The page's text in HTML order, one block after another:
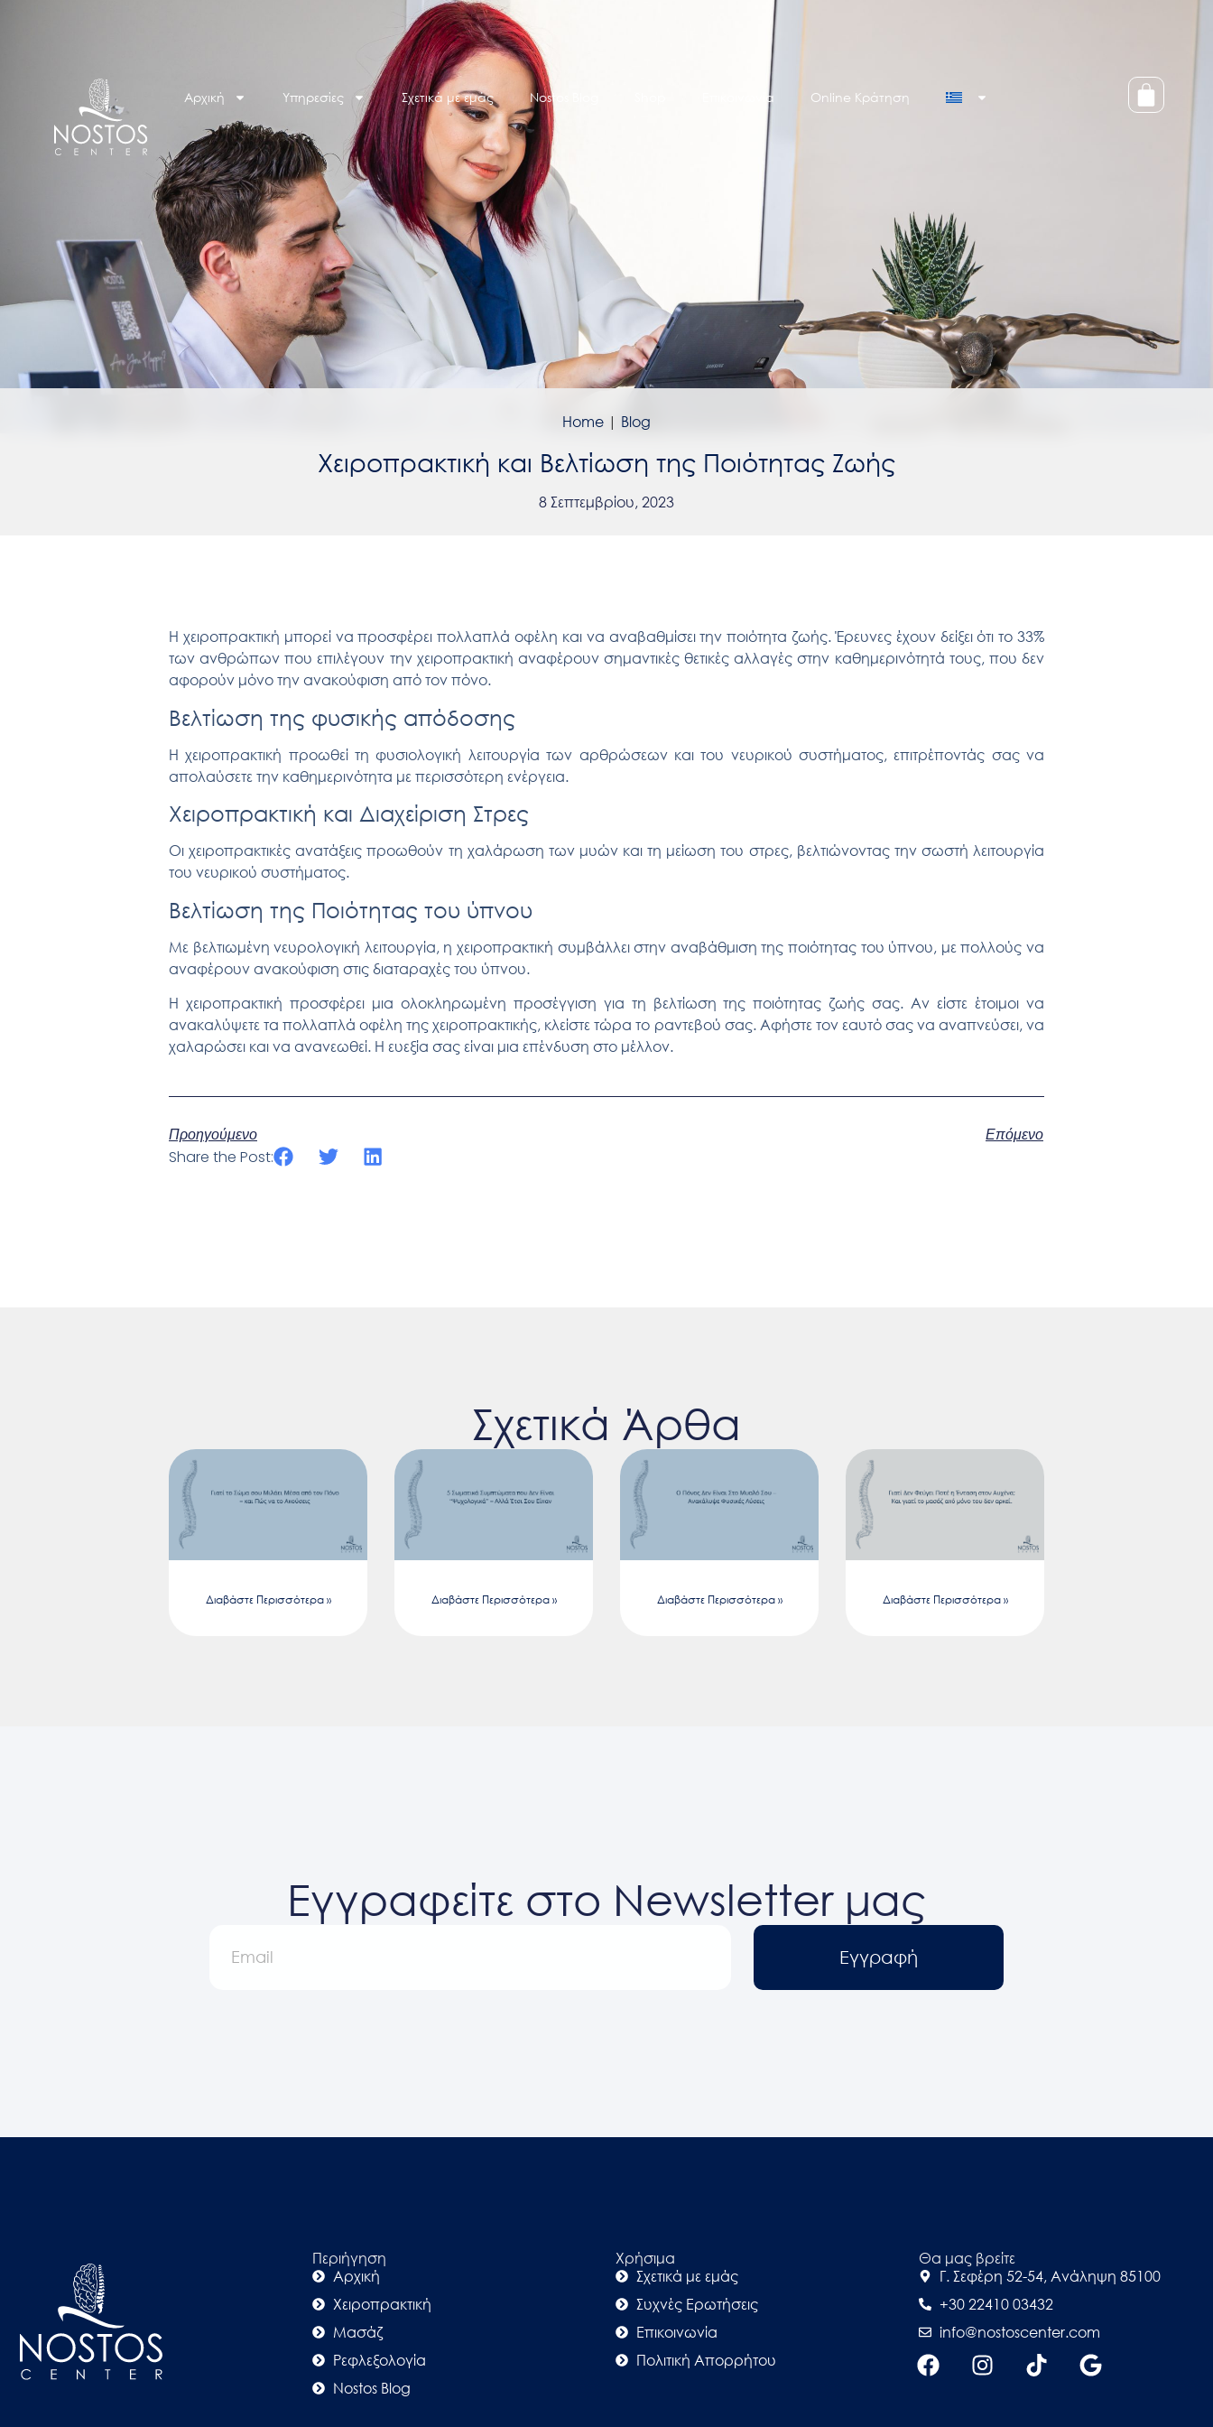
Αρχική Υπηρεσίες Σχετικά με εμάς Nostos Blog Επικοινωνία Online Κράτηση
Home | Blog
Χειροπρακτική και Βελτίωση της Ποιότητας Ζωής
8 Σεπτεμβρίου, 2023
Η χειροπρακτική μπορεί να προσφέρει πολλαπλά οφέλη και να αναβαθμίσει τηνποιότητα ζωής. Έρευνες έχουν δείξει ότι το 33%
των ανθρώπων που επιλέγουν την χειροπρακτική αναφέρουν σημαντικές θετικές αλλαγές στην καθημερινότητά τους, που δεν
αφορούν μόνο την ανακούφιση από τον πόνο.
Βελτίωση της φυσικής απόδοσης
Ηχειροπρακτική προωθεί τη φυσιολογική λειτουργία των αρθρώσεων και του νευρικού συστήματος, επιτρέποντάς σας να
απολαύσετε την καθημερινότητα με περισσότερη ενέργεια.
Χειροπρακτική και Διαχείριση Στρες
Οι χειροπρακτικές ανατάξεις προωθούν τη χαλάρωση των μυών και τη μείωση του στρες, βελτιώνοντας την σωστή λειτουργία
του νευρικού συστήματος.
Βελτίωση της Ποιότητας του ύπνου
Με βελτιωμένηνευρολογική λειτουργία, η χειροπρακτική συμβάλλει στην αναβάθμιση τηςποιότητας του ύπνου, με πολλούς να
αναφέρουν ανακούφιση στις διαταραχές του ύπνου.
Η χειροπρακτική προσφέρει μια ολοκληρωμένη προσέγγιση για τη βελτίωση της ποιότητας ζωής σας. Αν είστε έτοιμοι να
ανακαλύψετετα πολλαπλά οφέλη της χειροπρακτικής, κλείστε τώρα το ραντεβού σας. Αφήστε τον εαυτό σας να αναπνεύσει, να
χαλαρώσει και να ανανεωθεί. Η ευεξία σας είναι μια επένδυση στο μέλλον.
Προηγούμενο
Επόμενο
Share the Post:
Σχετικά Άρθα
Διαβάστε Περισσότερα » Διαβάστε Περισσότερα » Διαβάστε Περισσότερα » Διαβάστε Περισσότερα »
Εγγραφείτε στο Newsletter μας
Εγγραφή
Περιήγηση
Αρχική
Χειροπρακτική
Μασάζ
Ρεφλεξολογία
Nostos Blog
Χρήσιμα
Σχετικά με εμάς
Συχνές Ερωτήσεις
Επικοινωνία
Πολιτική Απορρήτου
Θα μας βρείτε
Γ. Σεφέρη 52-54, Ανάληψη 85100
+30 22410 03432
info@nostoscenter.com